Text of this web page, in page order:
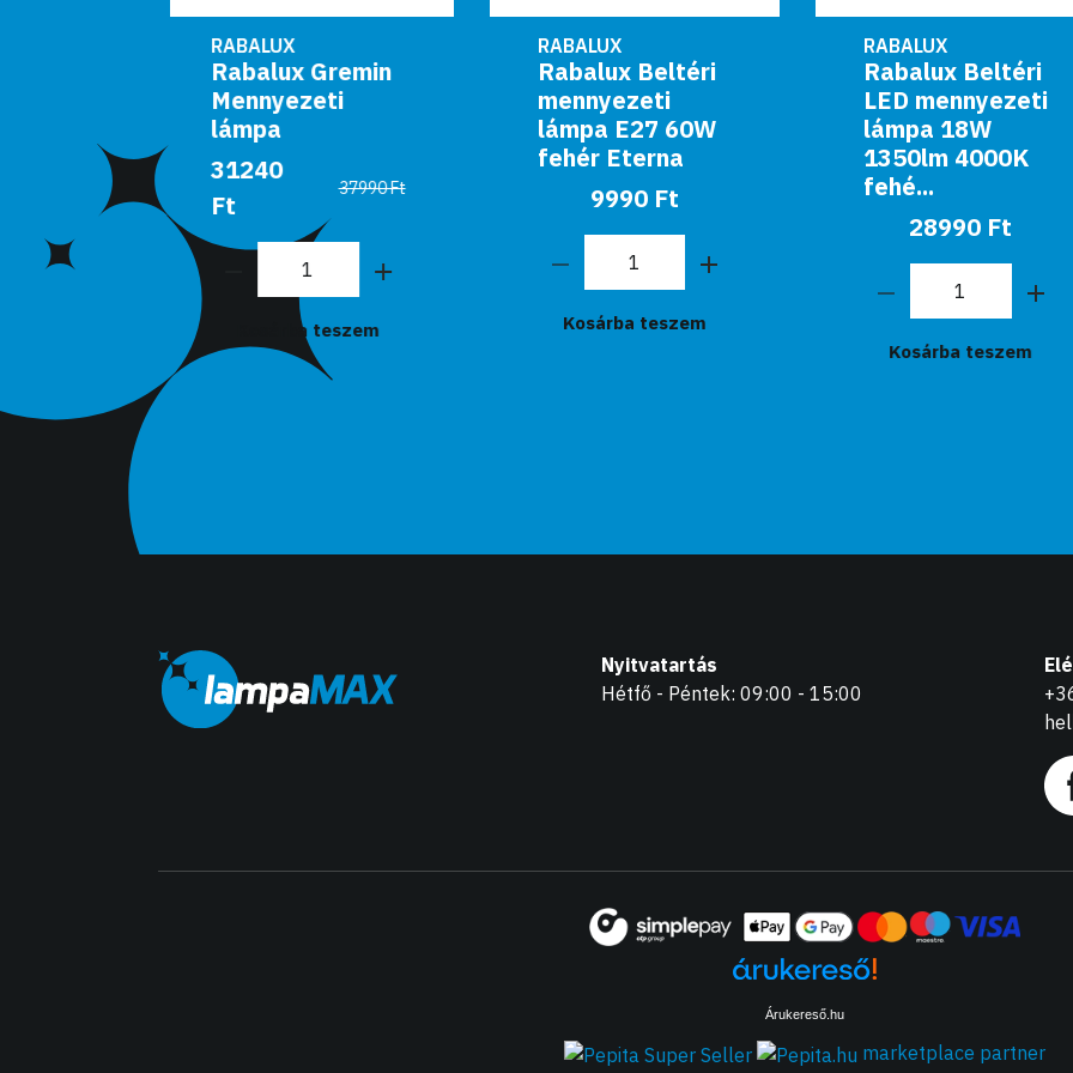
RABALUX
Rabalux Beltéri
mennyezeti
lámpa E27 60W
fehér Eterna
9990 Ft
Kosárba teszem
RABALUX
Rabalux Beltéri
LED mennyezeti
lámpa 18W
1350lm 4000K
fehé...
28990 Ft
RABALUX
Rabalux
Mennyezeti
lámpa E14
4x60W
fehér/króm Amy
29990 Ft
Kosárba teszem
Nyitvatartás
Hétfő - Péntek: 09:00 - 15:00
Árukereső.hu
marketplace partner